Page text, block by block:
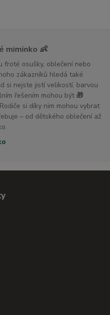
miminko 👶
froté osušky, oblečení nebo
zákazníků hledá také
si nejste jistí velikostí, barvou
řešením mohou být 🎁
si díky nim mohou vybrat
– od dětského oblečení až